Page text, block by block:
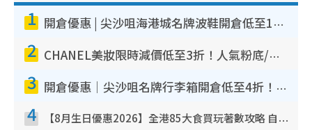
1 開倉優惠 | 尖沙咀海港城名牌波鞋開倉低至1折！On鞋$899起／Joy&Peace鞋履$98起
2 CHANEL美妝限時減價低至3折！人氣粉底/唇膏/精華液低至$275！COCO香水都有平
3 開倉優惠｜尖沙咀名牌行李箱開倉低至4折！一連5日 American Tourister/ace./Hallmark $200起！
4 【8月生日優惠2026】全港85大食買玩著數攻略 自助餐/火鍋放題同行免費＋誠品/DONKI送現金券